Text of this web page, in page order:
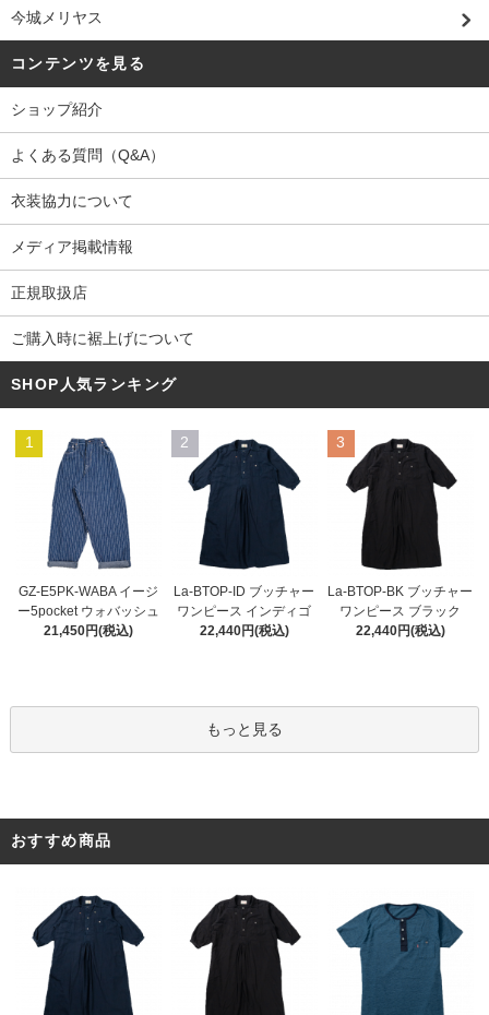
今城メリヤス
コンテンツを見る
ショップ紹介
よくある質問（Q&A）
衣装協力について
メディア掲載情報
正規取扱店
ご購入時に裾上げについて
SHOP人気ランキング
1
GZ-E5PK-WABA イージ
ー5pocket ウォバッシュ
21,450円(税込)
2
La-BTOP-ID ブッチャー
ワンピース インディゴ
22,440円(税込)
3
La-BTOP-BK ブッチャー
ワンピース ブラック
22,440円(税込)
もっと見る
おすすめ商品